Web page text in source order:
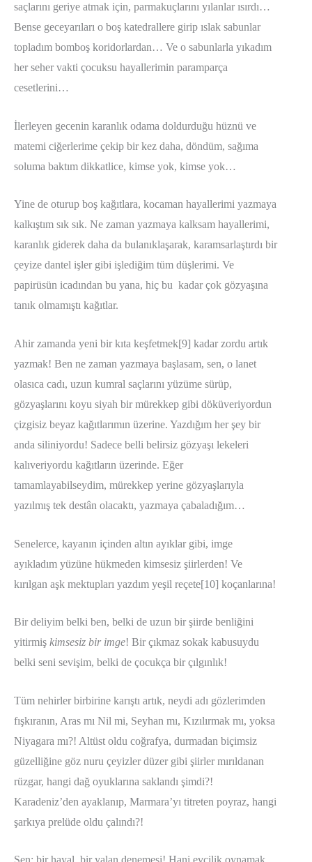
saçlarını geriye atmak için, parmakuçlarını yılanlar ısırdı…
Bense geceyarıları o boş katedrallere girip ıslak sabunlar
topladım bomboş koridorlardan… Ve o sabunlarla yıkadım
her seher vakti çocuksu hayallerimin paramparça
cesetlerini…
İlerleyen gecenin karanlık odama doldurduğu hüznü ve
matemi ciğerlerime çekip bir kez daha, döndüm, sağıma
soluma baktım dikkatlice, kimse yok, kimse yok…
Yine de oturup boş kağıtlara, kocaman hayallerimi yazmaya
kalkıştım sık sık. Ne zaman yazmaya kalksam hayallerimi,
karanlık giderek daha da bulanıklaşarak, karamsarlaştırdı bir
çeyize dantel işler gibi işlediğim tüm düşlerimi. Ve
papirüsün icadından bu yana, hiç bu kadar çok gözyaşına
tanık olmamıştı kağıtlar.
Ahir zamanda yeni bir kıta keşfetmek[9] kadar zordu artık
yazmak! Ben ne zaman yazmaya başlasam, sen, o lanet
olasıca cadı, uzun kumral saçlarını yüzüme sürüp,
gözyaşlarını koyu siyah bir mürekkep gibi döküveriyordun
çizgisiz beyaz kağıtlarımın üzerine. Yazdığım her şey bir
anda siliniyordu! Sadece belli belirsiz gözyaşı lekeleri
kalıveriyordu kağıtların üzerinde. Eğer
tamamlayabilseydim, mürekkep yerine gözyaşlarıyla
yazılmış tek destân olacaktı, yazmaya çabaladığım…
Senelerce, kayanın içinden altın ayıklar gibi, imge
ayıkladım yüzüne hükmeden kimsesiz şiirlerden! Ve
kırılgan aşk mektupları yazdım yeşil reçete[10] koçanlarına!
Bir deliyim belki ben, belki de uzun bir şiirde benliğini
yitirmiş kimsesiz bir imge! Bir çıkmaz sokak kabusuydu
belki seni sevişim, belki de çocukça bir çılgınlık!
Tüm nehirler birbirine karıştı artık, neydi adı gözlerimden
fışkıranın, Aras mı Nil mi, Seyhan mı, Kızılırmak mı, yoksa
Niyagara mı?! Altüst oldu coğrafya, durmadan biçimsiz
güzelliğine göz nuru çeyizler düzer gibi şiirler mırıldanan
rüzgar, hangi dağ oyuklarına saklandı şimdi?!
Karadeniz’den ayaklanıp, Marmara’yı titreten poyraz, hangi
şarkıya prelüde oldu çalındı?!